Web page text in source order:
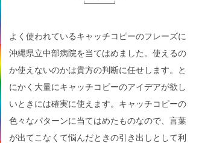
よく使われているキャッチコピーのフレーズに
沖縄県立中部病院を当てはめました。使えるの
か使えないのかは貴方の判断に任せします。と
にかく大量にキャッチコピーのアイデアが欲し
いときには確実に使えます。キャッチコピーの
色々なパターンに当てはめたものなので、言葉
が出てこなくて悩んだときの引き出しとして利